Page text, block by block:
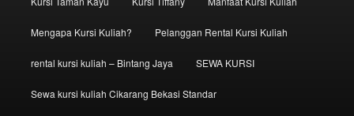
Mengapa Kursi Kuliah? Pelanggan Rental Kursi Kuliah
rental kursi kuliah – Bintang Jaya SEWA KURSI
Sewa kursi kuliah Cikarang Bekasi Standar